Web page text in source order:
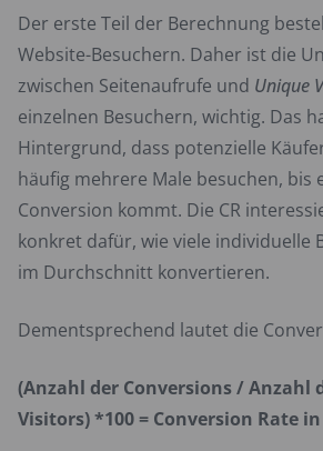
Der erste Teil der Berechnung
Website-Besuchern. Daher ist die
zwischen Seitenaufrufe und Unique
einzelnen Besuchern, wichtig. Das
Hintergrund, dass potenzielle
häufig mehrere Male besuchen, bis
Conversion kommt. Die CR
konkret dafür, wie viele individuelle
im Durchschnitt konvertieren.
Dementsprechend lautet die
(Anzahl der Conversions / Anzahl
Visitors) *100 = Conversion Rate in